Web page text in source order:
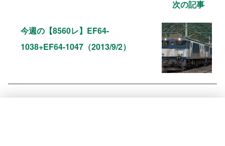
次の記事
今週の【8560レ】EF64-
1038+EF64-1047（2013/9/2）